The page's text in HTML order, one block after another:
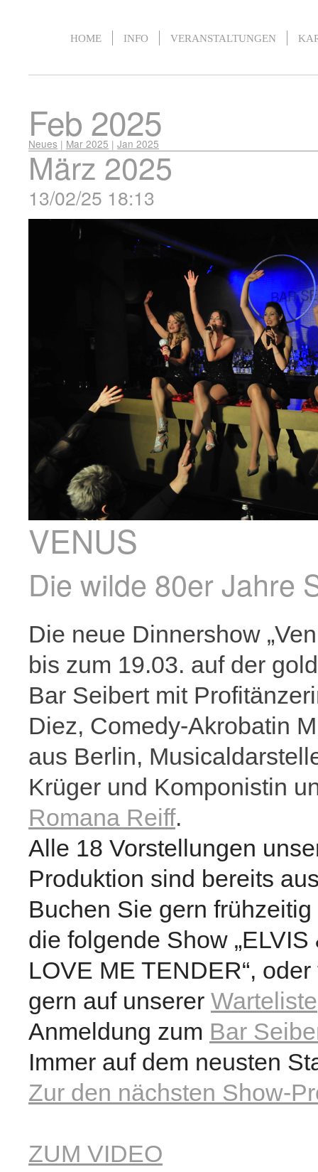
HOME INFO VERANSTALTUNGEN
Feb 2025
Neues | Mar 2025 | Jan 2025
März 2025
13/02/25 18:13
VENUS
Die wilde 80er Jahre
Die neue Dinnershow
bis zum 19.03. auf der
Bar Seibert mit
Diez, Comedy-Akrobatin
aus Berlin,
Krüger und Komponistin
Romana Reiff.
Alle 18 Vorstellungen
Produktion sind bereits
Buchen Sie gern
die folgende Show
LOVE ME TENDER“,
gern auf unserer Warteliste
Anmeldung zum Bar
Immer auf dem neusten
Zur den nächsten Show-
ZUM VIDEO